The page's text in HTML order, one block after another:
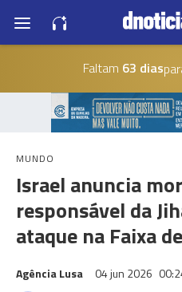
Faltam 63 dias
MUNDO
Israel anuncia
responsável da
ataque na Faixa
Agência Lusa 04 jun 2026